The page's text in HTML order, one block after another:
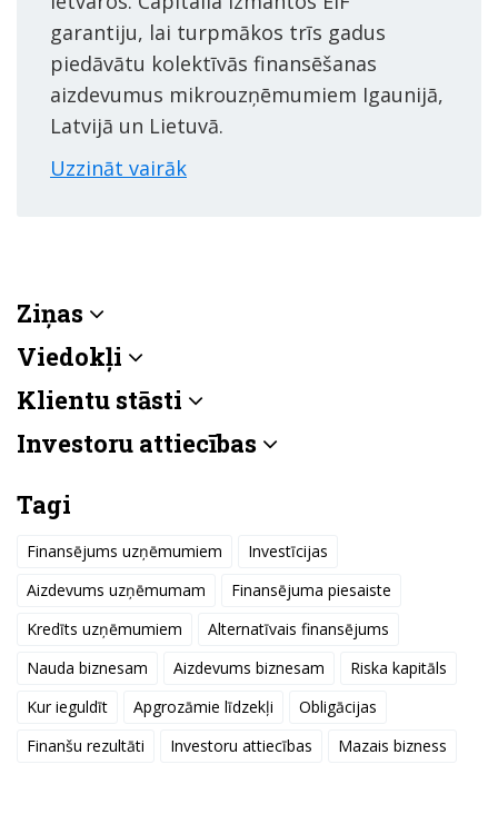
garantiju, lai turpmākos trīs gadus
piedāvātu kolektīvās finansēšanas
aizdevumus mikrouzņēmumiem Igaunijā,
Latvijā un Lietuvā.
Uzzināt vairāk
Ziņas
Viedokļi
Klientu stāsti
Investoru attiecības
Tagi
Finansējums uzņēmumiem
Investīcijas
Aizdevums uzņēmumam
Finansējuma piesaiste
Kredīts uzņēmumiem
Alternatīvais finansējums
Nauda biznesam
Aizdevums biznesam
Riska kapitāls
Kur ieguldīt
Apgrozāmie līdzekļi
Obligācijas
Finanšu rezultāti
Investoru attiecības Mazais bizness